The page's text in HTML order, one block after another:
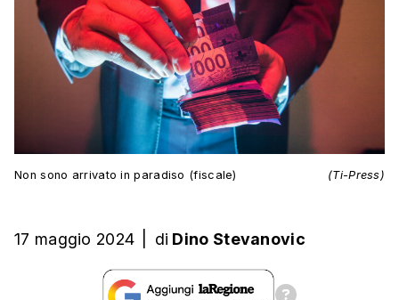
Non sono arrivato in paradiso (fiscale) (Ti-Press)
17 maggio 2024 di Dino Stevanovic